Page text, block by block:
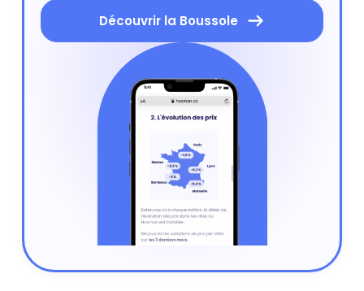
Découvrir la Boussole